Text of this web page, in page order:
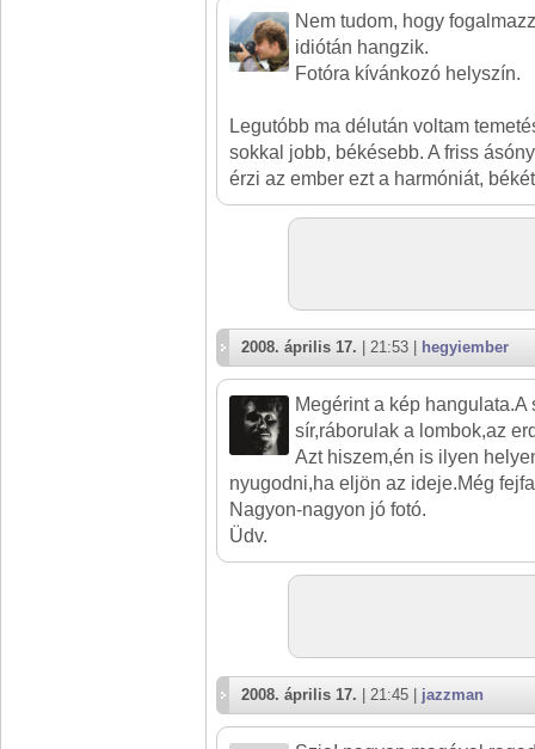
Nem tudom, hogy
idiótán hangzik.
Fotóra kívánkozó helyszín.
Legutóbb ma délután voltam
sokkal jobb, békésebb. A friss
érzi az ember ezt a harmóniát,
2008. április 17. | 21:53 | hegyiember
Megérint a kép hangulata.A
sír,ráborulak a lombok,az
Azt hiszem,én is ilyen
nyugodni,ha eljön az ideje.Még
Nagyon-nagyon jó fotó.
Üdv.
2008. április 17. | 21:45 | jazzman